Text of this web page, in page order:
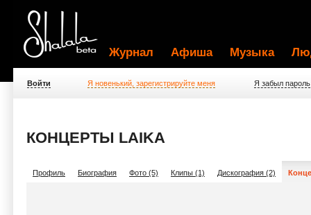
Журнал Афиша Музыка
Войти Я новенький, зарегистрируйте меня Я забыл пароль
КОНЦЕРТЫ LAIKA
Профиль Биография Фото (5) Клипы (1) Дискография (2)